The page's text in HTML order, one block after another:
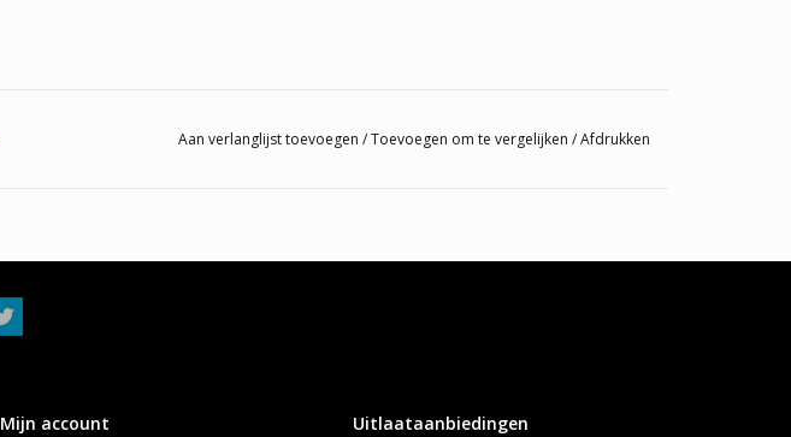
Aan verlanglijst toevoegen /Toevoegen om te vergelijken /Afdrukken
Mijn account
Uitlaataanbiedingen